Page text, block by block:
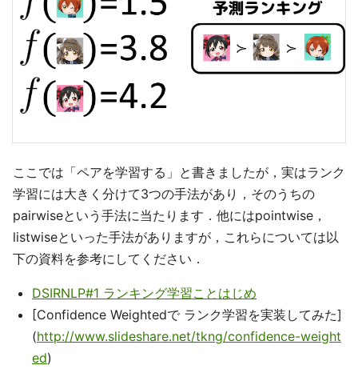
ここでは「ペアを学習する」と書きましたが，実はランク
学習には大きく分けて3つの手法があり，そのうちの
pairwiseという手法に当たります．他にはpointwise，
listwiseといった手法がありますが，これらについては以
下の資料を参考にしてください．
DSIRNLP#1 ランキング学習ことはじめ
[Confidence Weightedで ランク学習を実装してみた]
(http://www.slideshare.net/tkng/confidence-weight
ed)